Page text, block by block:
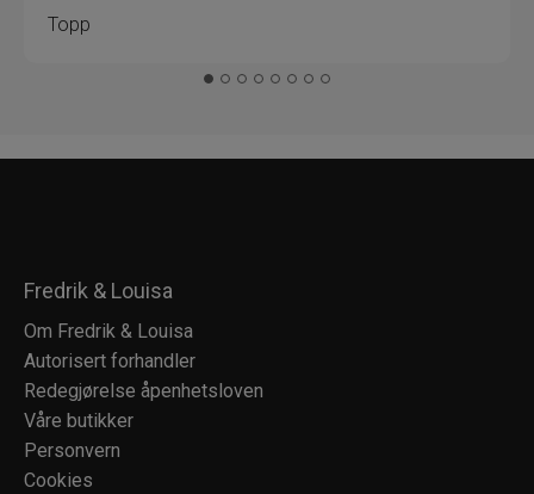
Topp
Fredrik & Louisa
Om Fredrik & Louisa
Autorisert forhandler
Redegjørelse åpenhetsloven
Våre butikker
Personvern
Cookies